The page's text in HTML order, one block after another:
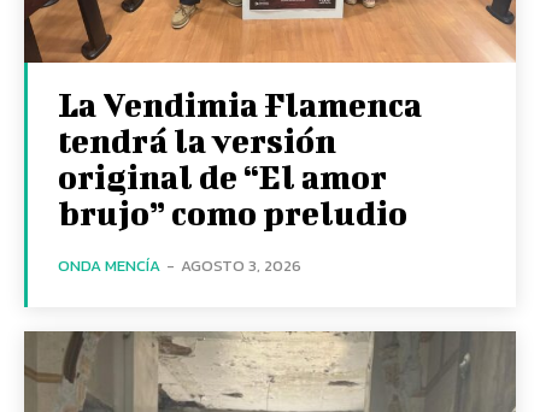
La Vendimia Flamenca
tendrá la versión
original de “El amor
brujo” como preludio
ONDA MENCÍA - AGOSTO 3, 2026